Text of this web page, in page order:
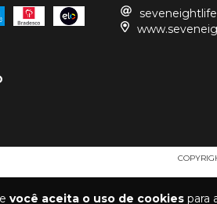
você aceita o uso de cookies para